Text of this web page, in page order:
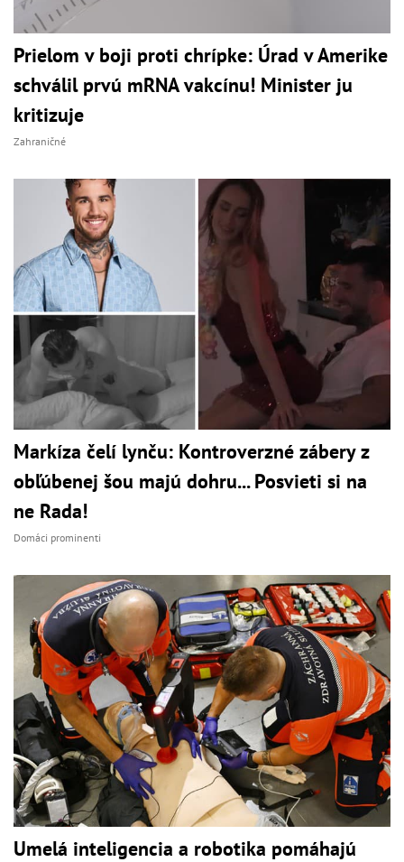
Prielom v boji proti chrípke: Úrad v Amerike
schválil prvú mRNA vakcínu! Minister ju
kritizuje
Zahraničné
Markíza čelí lynču: Kontroverzné zábery z
obľúbenej šou majú dohru... Posvieti si na
ne Rada!
Domáci prominenti
Umelá inteligencia a robotika pomáhajú